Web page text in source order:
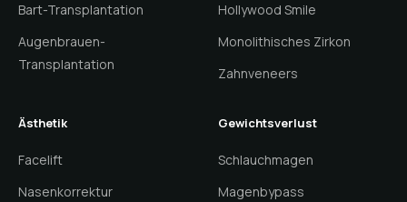
Bart-Transplantation
Augenbrauen-
Transplantation
Hollywood Smile
Monolithisches Zirkon
Zahnveneers
Ästhetik
Facelift
Nasenkorrektur
Gewichtsverlust
Schlauchmagen
Magenbypass